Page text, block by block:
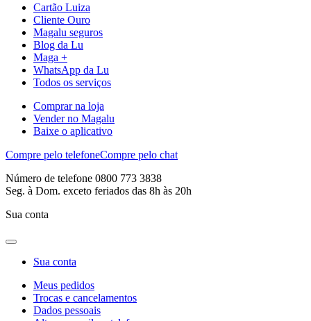
Cartão Luiza
Cliente Ouro
Magalu seguros
Blog da Lu
Maga +
WhatsApp da Lu
Todos os serviços
Comprar na loja
Vender no Magalu
Baixe o aplicativo
Compre pelo telefoneCompre pelo chat
Número de telefone 0800 773 3838
Seg. à Dom. exceto feriados das 8h às 20h
Sua conta
Sua conta
Meus pedidos
Trocas e cancelamentos
Dados pessoais